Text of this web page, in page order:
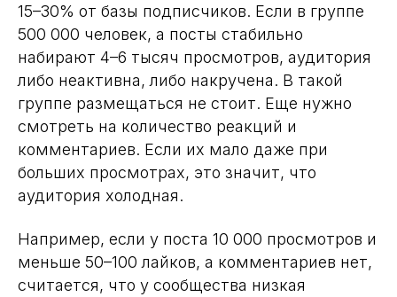
15–30% от базы подписчиков. Если в группе
500 000 человек, а посты стабильно
набирают 4–6 тысяч просмотров, аудитория
либо неактивна, либо накручена. В такой
группе размещаться не стоит. Еще нужно
смотреть на количество реакций и
комментариев. Если их мало даже при
больших просмотрах, это значит, что
аудитория холодная.
Например, если у поста 10 000 просмотров и
меньше 50–100 лайков, а комментариев нет,
считается, что у сообщества низкая